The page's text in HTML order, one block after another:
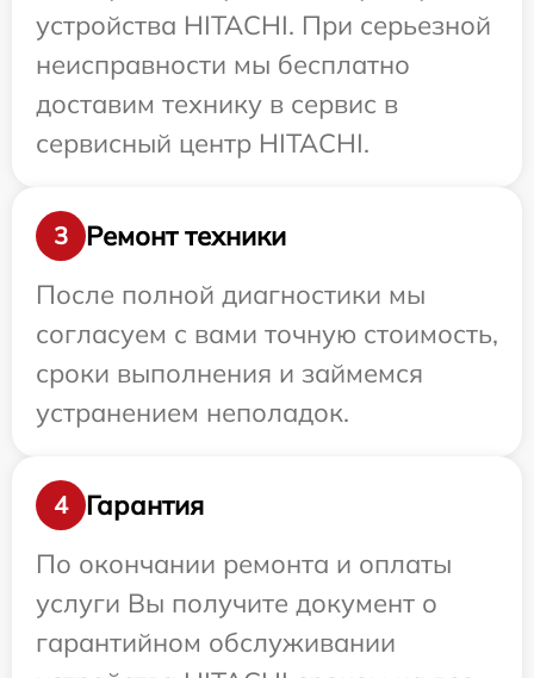
устройства HITACHI. При серьезной
неисправности мы бесплатно
доставим технику в сервис в
сервисный центр HITACHI.
3
Ремонт техники
После полной диагностики мы
согласуем с вами точную стоимость,
сроки выполнения и займемся
устранением неполадок.
4
Гарантия
По окончании ремонта и оплаты
услуги Вы получите документ о
гарантийном обслуживании